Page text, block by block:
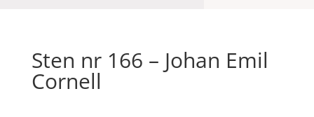
Sten nr 166 – Johan Emil
Cornell